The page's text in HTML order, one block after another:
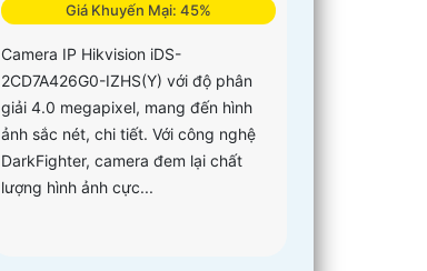
Giá Khuyến Mại: 45%
Camera IP Hikvision iDS-
2CD7A426G0-IZHS(Y) với độ phân
giải 4.0 megapixel, mang đến hình
ảnh sắc nét, chi tiết. Với công nghệ
DarkFighter, camera đem lại chất
lượng hình ảnh cực...